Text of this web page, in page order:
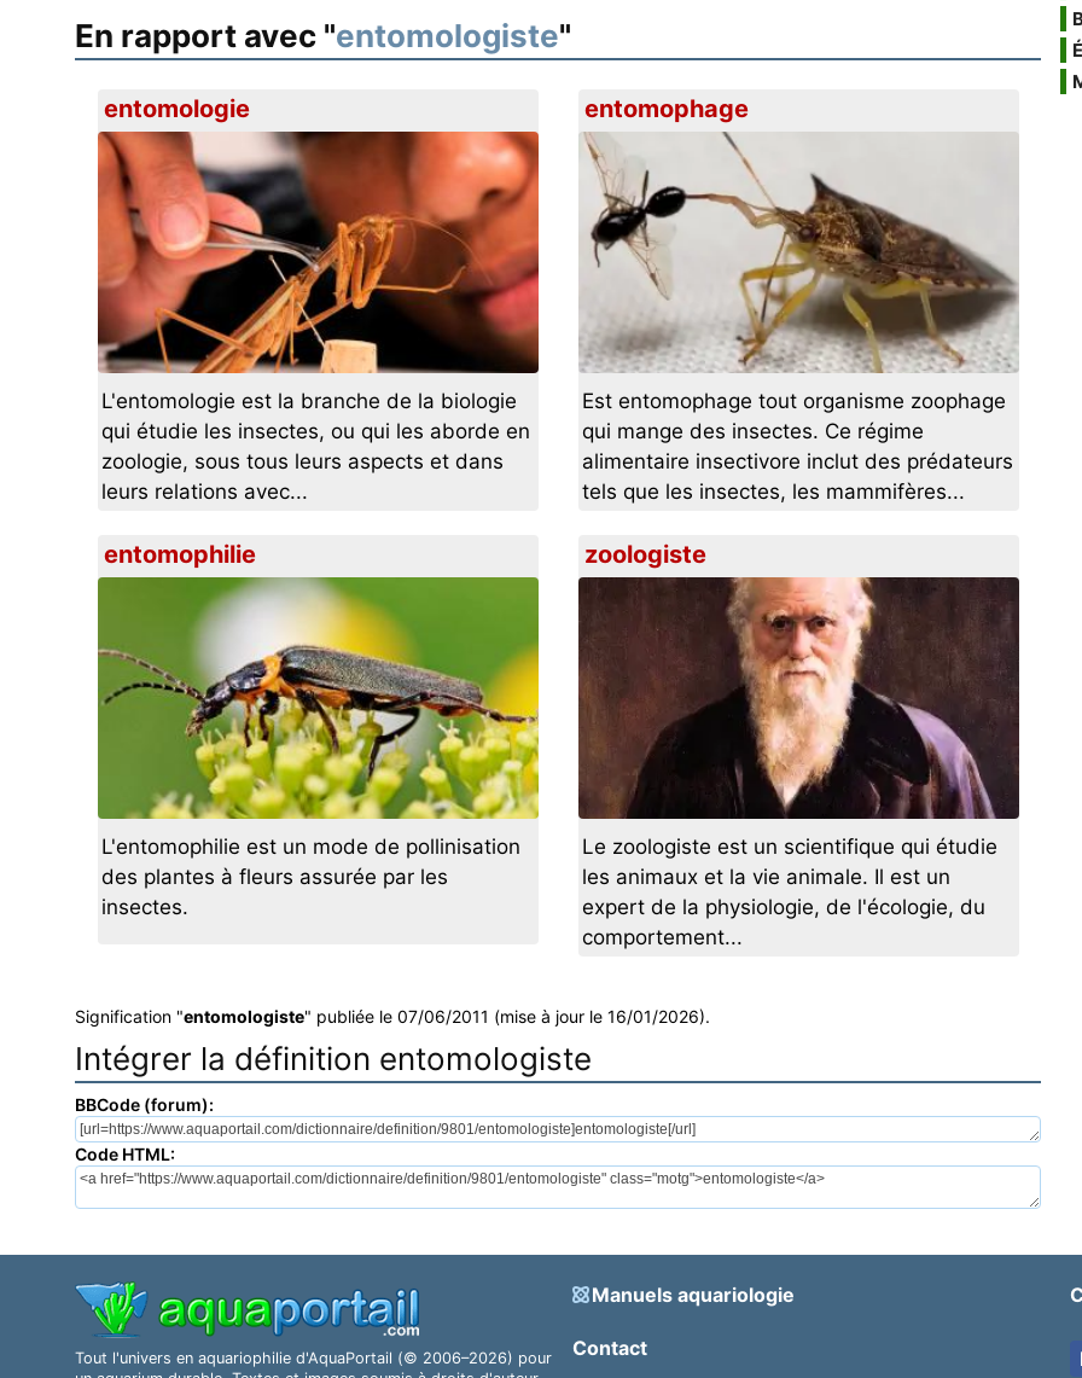
En rapport avec "entomologiste"
entomologie
L'entomologie est la branche de la biologie
qui étudie les insectes, ou qui les aborde en
zoologie, sous tous leurs aspects et dans
leurs relations avec...
entomophage
Est entomophage tout organisme zoophage
qui mange des insectes. Ce régime
alimentaire insectivore inclut des prédateurs
tels que les insectes, les mammifères...
entomophilie
L'entomophilie est un mode de pollinisation
des plantes à fleurs assurée par les
insectes.
zoologiste
Le zoologiste est un scientifique qui étudie
les animaux et la vie animale. Il est un
expert de la physiologie, de l'écologie, du
comportement...
Signification "entomologiste" publiée le 07/06/2011 (mise à jour le 16/01/2026).
Intégrer la définition entomologiste
BBCode (forum):
Code HTML:
Tout l'univers en aquariophilie d'AquaPortail (© 2006–2026) pour
Manuels aquariologie
Contact